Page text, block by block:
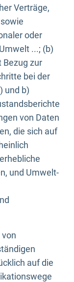
Verträge,
oder
...; (b)
Bezug zur
bei der
und b)
von Daten
die sich auf
und Umwelt-
auf die